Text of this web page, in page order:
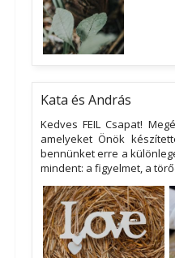
Kata és András
Kedves FEIL Csapat!
amelyeket Önök
bennünket erre a
mindent: a figyelmet, a